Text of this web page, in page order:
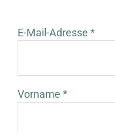
E-Mail-Adresse *
Vorname *